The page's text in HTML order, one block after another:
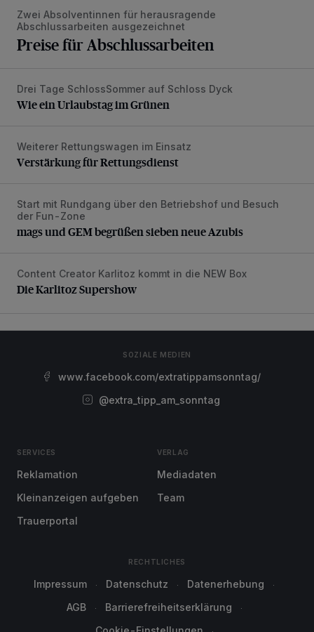
Zwei Absolventinnen für herausragende
Abschlussarbeiten ausgezeichnet
Preise für Abschlussarbeiten
Wie ein Urlaubstag im Grünen
Drei Tage SchlossSommer auf Schloss Dyck
Wie ein Urlaubstag im Grünen
Verstärkung für Rettungsdienst
Weiterer Rettungswagen im Einsatz
Verstärkung für Rettungsdienst
mags und GEM begrüßen sieben neue Azubis
Start mit Rundgang über den Betriebshof und Besuch
der Fun-Zone
mags und GEM begrüßen sieben neue Azubis
Die Karlitoz Supershow
Content Creator Karlitoz kommt in die NEW Box
Die Karlitoz Supershow
SOZIALE MEDIEN
www.facebook.com/extratippamsonntag/
@extra_tipp_am_sonntag
SERVICES
Reklamation
Kleinanzeigen aufgeben
Trauerportal
VERLAG
Mediadaten
Team
RECHTLICHES
Impressum Datenschutz
Datenerhebung
AGB
Barrierefreiheitserklärung